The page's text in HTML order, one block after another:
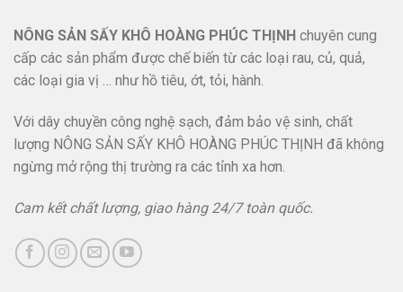
NÔNG SẢN SẤY KHÔ HOÀNG PHÚC THỊNH chuyên cung
cấp các sản phẩm được chế biến từ các loại rau, củ, quả,
các loại gia vị … như hồ tiêu, ớt, tỏi, hành.
Với dây chuyền công nghệ sạch, đảm bảo vệ sinh, chất
lượng NÔNG SẢN SẤY KHÔ HOÀNG PHÚC THỊNH đã không
ngừng mở rộng thị trường ra các tỉnh xa hơn.
Cam kết chất lượng, giao hàng 24/7 toàn quốc.